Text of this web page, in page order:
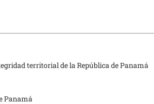
territorial de la República de Panamá
Panamá